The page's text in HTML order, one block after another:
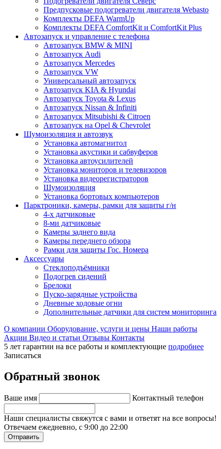
Предпусковые подогреватели двигателя Webasto
Комплекты DEFA WarmUp
Комплекты DEFA ComfortKit и ComfortKit Plus
Автозапуск и управление с телефона
Автозапуск BMW & MINI
Автозапуск Audi
Автозапуск Mercedes
Автозапуск VW
Универсальный автозапуск
Автозапуск KIA & Hyundai
Автозапуск Toyota & Lexus
Автозапуск Nissan & Infiniti
Автозапуск Mitsubishi & Citroen
Автозапуск на Opel & Chevrolet
Шумоизоляция и автозвук
Установка автомагнитол
Установка акустики и сабвуферов
Установка автоусилителей
Установка мониторов и телевизоров
Установка видеорегистраторов
Шумоизоляция
Установка бортовых компьютеров
Парктроники, камеры, рамки для защиты г/н
4-х датчиковые
8-ми датчиковые
Камеры заднего вида
Камеры переднего обзора
Рамки для защиты Гос. Номера
Аксессуары
Стеклоподъёмники
Подогрев сидений
Брелоки
Пуско-зарядные устройства
Дневные ходовые огни
Дополнительные датчики для систем мониторинга
О компании Оборудование, услуги и цены Наши работы
Акции Видео и статьи Отзывы Контакты
5 лет гарантии на все работы и комплектующие подробнее
Записаться
Обратный звонок
Ваше имя Контактный телефон
Наши специалисты свяжутся с вами и ответят на все вопросы!
Отвечаем ежедневно, с 9:00 до 22:00
Отправить